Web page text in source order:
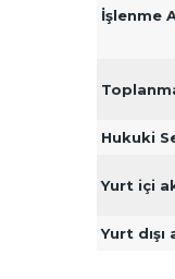
İşlenme
Hukuki
Yurt içi
Yurt dışı